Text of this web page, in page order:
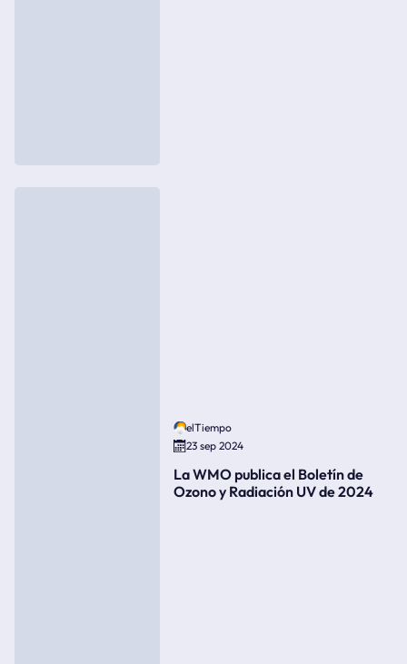
elTiempo
23 sep 2024
La WMO publica el Boletín de
Ozono y Radiación UV de 2024